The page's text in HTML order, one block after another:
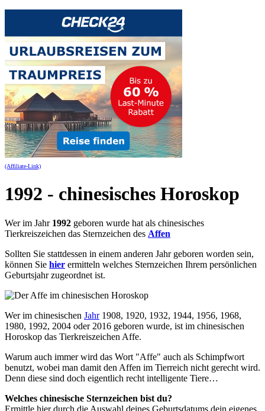
(Affiliate-Link)
1992 - chinesisches Horoskop
Wer im Jahr 1992 geboren wurde hat als chinesisches
Tierkreiszeichen das Sternzeichen des Affen
Sollten Sie stattdessen in einem anderen Jahr geboren worden sein,
können Sie hier ermitteln welches Sternzeichen Ihrem persönlichen
Geburtsjahr zugeordnet ist.
Wer im chinesischen Jahr1908, 1920, 1932, 1944, 1956, 1968,
1980, 1992, 2004 oder 2016 geboren wurde, ist im chinesischen
Horoskop das Tierkreiszeichen Affe.
Warum auch immer wird das Wort "Affe" auch als Schimpfwort
benutzt, wobei man damit den Affen im Tierreich nicht gerecht wird.
Denn diese sind doch eigentlich recht intelligente Tiere…
Welches chinesische Sternzeichen bist du?
Ermittle hier durch die Auswahl deines Geburtsdatums dein eigenes